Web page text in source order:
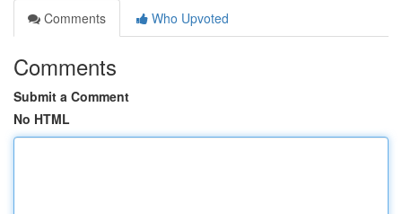
Comments
Who Upvoted
Comments
Submit a Comment
No HTML